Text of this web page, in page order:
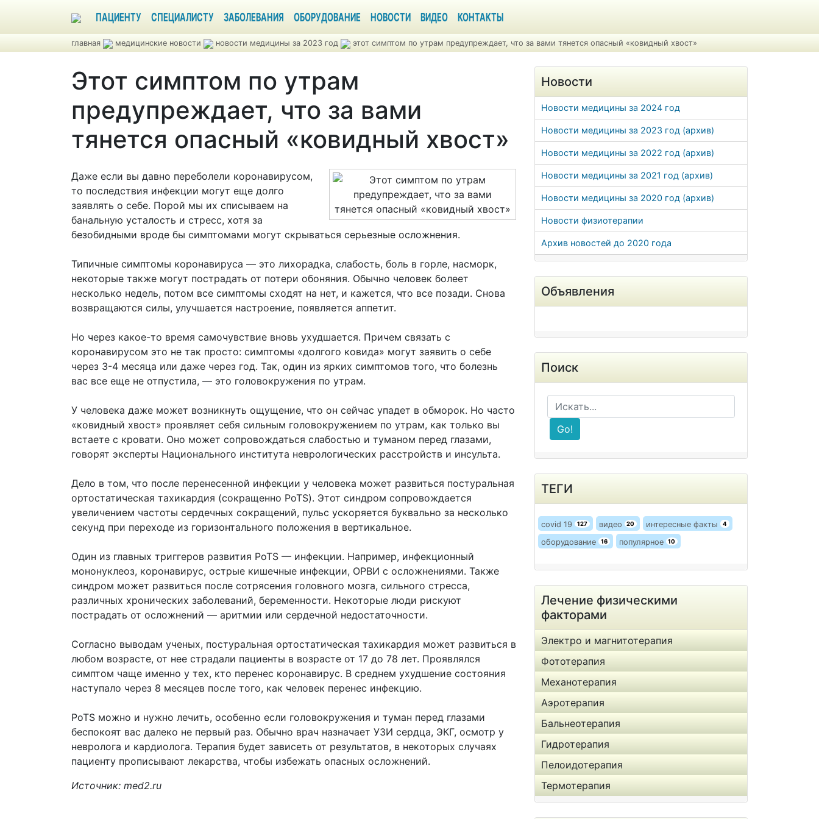
ПАЦИЕНТУ СПЕЦИАЛИСТУ ЗАБОЛЕВАНИЯ ОБОРУДОВАНИЕ НОВОСТИ ВИДЕО КОНТАКТЫ
главная медицинские новости новости медицины за 2023 год этот симптом по утрам предупреждает, что за вами тянется опасный «ковидный хвост»
Этот симптом по утрам
предупреждает, что за вами
тянется опасный «ковидный хвост»
Даже если вы давно переболели коронавирусом,
то последствия инфекции могут еще долго
заявлять о себе. Порой мы их списываем на
банальную усталость и стресс, хотя за
безобидными вроде бы симптомами могут скрываться серьезные осложнения.
Типичные симптомы коронавируса — это лихорадка, слабость, боль в горле, насморк,
некоторые также могут пострадать от потери обоняния. Обычно человек болеет
несколько недель, потом все симптомы сходят на нет, и кажется, что все позади. Снова
возвращаются силы, улучшается настроение, появляется аппетит.
Но через какое-то время самочувствие вновь ухудшается. Причем связать с
коронавирусом это не так просто: симптомы «долгого ковида» могут заявить о себе
через 3-4 месяца или даже через год. Так, один из ярких симптомов того, что болезнь
вас все еще не отпустила, — это головокружения по утрам.
У человека даже может возникнуть ощущение, что он сейчас упадет в обморок. Но часто
«ковидный хвост» проявляет себя сильным головокружением по утрам, как только вы
встаете с кровати. Оно может сопровождаться слабостью и туманом перед глазами,
говорят эксперты Национального института неврологических расстройств и инсульта.
Дело в том, что после перенесенной инфекции у человека может развиться постуральная
ортостатическая тахикардия (сокращенно PoTS). Этот синдром сопровождается
увеличением частоты сердечных сокращений, пульс ускоряется буквально за несколько
секунд при переходе из горизонтального положения в вертикальное.
Один из главных триггеров развития PoTS — инфекции. Например, инфекционный
мононуклеоз, коронавирус, острые кишечные инфекции, ОРВИ с осложнениями. Также
синдром может развиться после сотрясения головного мозга, сильного стресса,
различных хронических заболеваний, беременности. Некоторые люди рискуют
пострадать от осложнений — аритмии или сердечной недостаточности.
Согласно выводам ученых, постуральная ортостатическая тахикардия может развиться в
любом возрасте, от нее страдали пациенты в возрасте от 17 до 78 лет. Проявлялся
симптом чаще именно у тех, кто перенес коронавирус. В среднем ухудшение состояния
наступало через 8 месяцев после того, как человек перенес инфекцию.
PoTS можно и нужно лечить, особенно если головокружения и туман перед глазами
беспокоят вас далеко не первый раз. Обычно врач назначает УЗИ сердца, ЭКГ, осмотр у
невролога и кардиолога. Терапия будет зависеть от результатов, в некоторых случаях
пациенту прописывают лекарства, чтобы избежать опасных осложнений.
Источник: med2.ru
Новости
Новости медицины за 2024 год
Новости медицины за 2023 год (архив)
Новости медицины за 2022 год (архив)
Новости медицины за 2021 год (архив)
Новости медицины за 2020 год (архив)
Новости физиотерапии
Архив новостей до 2020 года
Объявления
Поиск
Go!
ТЕГИ
covid 19 127 видео 20 интересные факты 4
оборудование 16 популярное 10
Лечение физическими
факторами
Электро и магнитотерапия
Фототерапия
Механотерапия
Аэротерапия
Бальнеотерапия
Гидротерапия
Пелоидотерапия
Термотерапия